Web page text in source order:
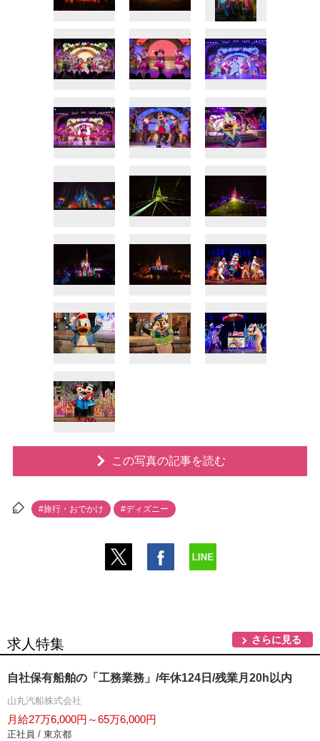
この写真の記事を読む
#旅行・おでかけ #ディズニー
求人特集 さらに見る
自社保有船舶の「工務業務」/年休124日/残業月20h以内
山丸汽船株式会社
月給27万6,000円～65万6,000円
正社員 / 東京都